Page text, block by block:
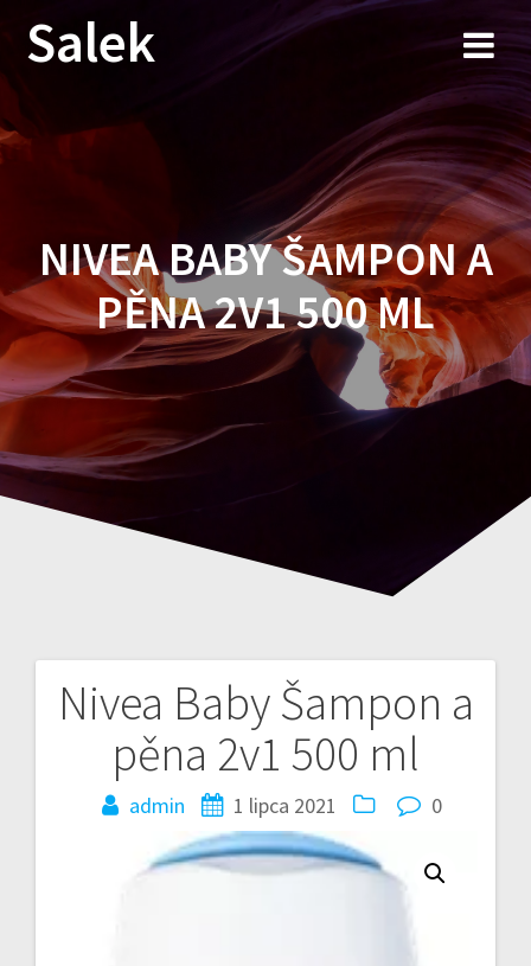
Przejdź
do
Salek
NIVEA BABY ŠAMPON A
PĚNA 2V1 500 ML
Nivea Baby Šampon a
pěna 2v1 500 ml
admin 1 lipca 2021 0
Nawigacja
wpisu